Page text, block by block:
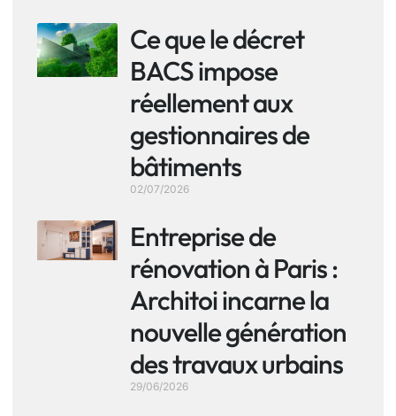
Ce que le décret
BACS impose
réellement aux
gestionnaires de
bâtiments
02/07/2026
Entreprise de
rénovation à Paris :
Architoi incarne la
nouvelle génération
des travaux urbains
29/06/2026